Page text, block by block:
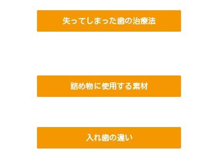
失ってしまった歯の治療法
詰め物に使用する素材
入れ歯の違い